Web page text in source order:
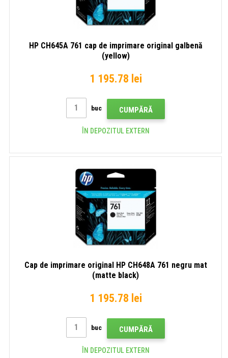
HP CH645A 761 cap de imprimare original galbenă
(yellow)
1 195.78 lei
buc CUMPĂRĂ
ÎN DEPOZITUL EXTERN
Cap de imprimare original HP CH648A 761 negru mat
(matte black)
1 195.78 lei
buc CUMPĂRĂ
ÎN DEPOZITUL EXTERN